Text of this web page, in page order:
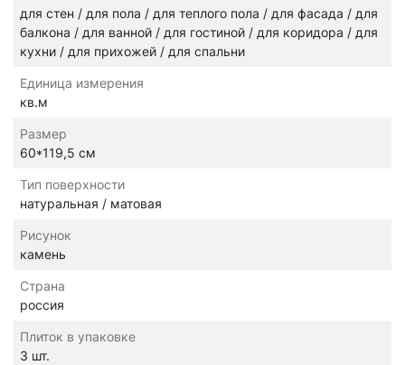
для стен / для пола / для теплого пола / для фасада / для
балкона / для ванной / для гостиной / для коридора / для
кухни / для прихожей / для спальни
Единица измерения
кв.м
Размер
60*119,5 см
Тип поверхности
натуральная / матовая
Рисунок
камень
Страна
россия
Плиток в упаковке
3 шт.